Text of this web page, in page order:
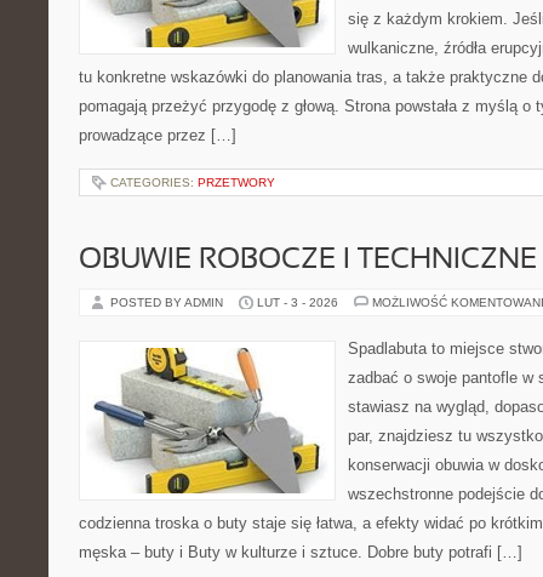
się z każdym krokiem.
wulkaniczne, źródła
tu konkretne wskazówki do planowania tras, a także praktyczne
pomagają przeżyć przygodę z głową. Strona powstała z myślą o
prowadzące przez […]
CATEGORIES: PRZETWORY
OBUWIE ROBOCZE I TECHNICZNE
POSTED BY ADMIN LUT - 3 - 2026 MOŻLIWOŚĆ
Spadlabuta to miejsce
zadbać o swoje pantofle w
stawiasz na wygląd,
par, znajdziesz tu
konserwacji obuwia w
wszechstronne podejście
codzienna troska o buty staje się łatwa, a efekty widać po
męska – buty i Buty w kulturze i sztuce. Dobre buty potrafi […]